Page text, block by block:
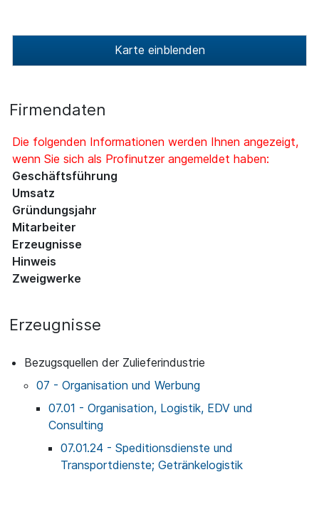
Karte einblenden
Firmendaten
Die folgenden Informationen werden Ihnen angezeigt,
wenn Sie sich als Profinutzer angemeldet haben:
Geschäftsführung
Umsatz
Gründungsjahr
Mitarbeiter
Erzeugnisse
Hinweis
Zweigwerke
Erzeugnisse
Bezugsquellen der Zulieferindustrie
07 - Organisation und Werbung
07.01 - Organisation, Logistik, EDV und
Consulting
07.01.24 - Speditionsdienste und
Transportdienste; Getränkelogistik